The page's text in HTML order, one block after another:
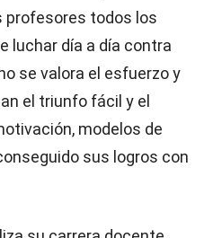
profesores todos los
luchar día a día contra
se valora el esfuerzo y
el triunfo fácil y el
modelos de
sus logros con